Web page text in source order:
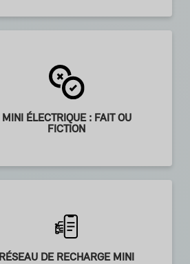
MINI ÉLECTRIQUE : FAIT OU
FICTION
RÉSEAU DE RECHARGE MINI